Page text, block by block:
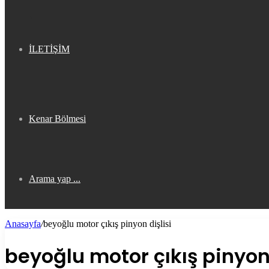
İLETİŞİM
Kenar Bölmesi
Arama yap ...
Anasayfa/beyoğlu motor çıkış pinyon dişlisi
beyoğlu motor çıkış